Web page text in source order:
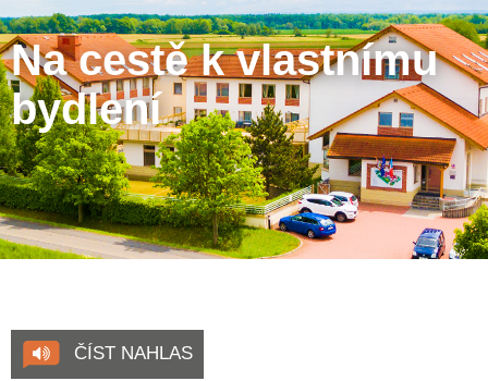
Na cestě k vlastnímu
bydlení
ČÍST NAHLAS